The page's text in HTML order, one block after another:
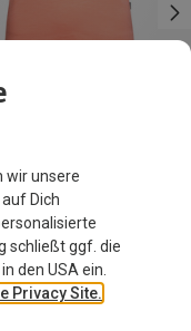
wir unsere
Dich
schließt ggf. die
den USA ein.
Privacy Site.